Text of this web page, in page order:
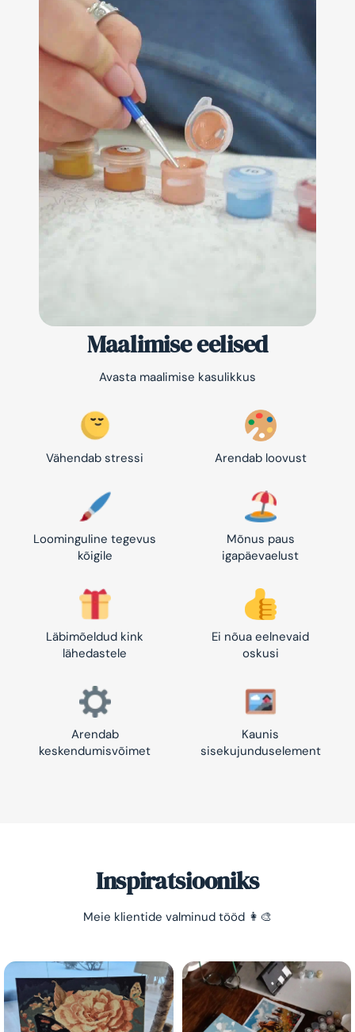
Maalimise eelised
Avasta maalimise kasulikkus
Vähendab stressi Arendab loovust
Loominguline tegevus
kõigile
Mõnus paus
igapäevaelust
Läbimõeldud kink
lähedastele
Ei nõua eelnevaid
oskusi
Arendab
keskendumisvõimet
Kaunis
sisekujunduselement
Inspiratsiooniks
Meie klientide valminud tööd 👩‍🎨